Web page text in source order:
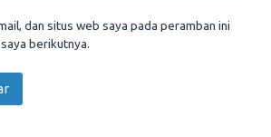
dan situs web saya pada peramban ini
berikutnya.